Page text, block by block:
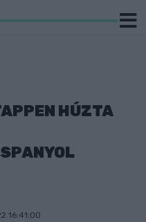
HÚZTA
16:41:00